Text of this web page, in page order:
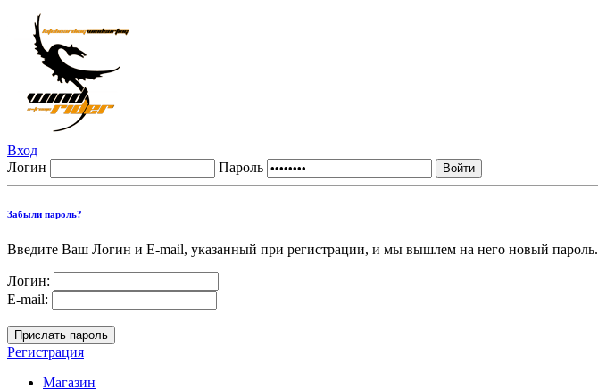
Вход
Логин
Пароль
Забыли пароль?
Введите Ваш Логин и E-mail, указанный при регистрации, и мы вышлем на него новый пароль.
Логин:
E-mail:
Регистрация
Магазин